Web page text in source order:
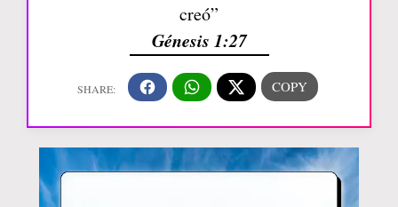
creó”
Génesis 1:27